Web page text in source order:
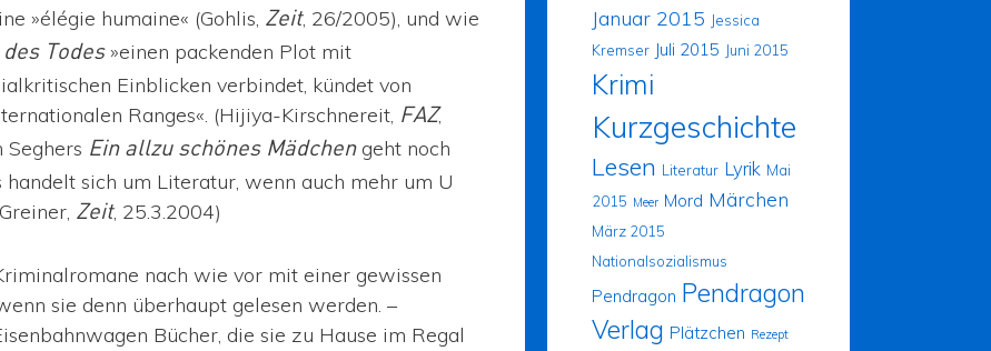
»élégie humaine« (Gohlis, Zeit, 26/2005), und wie
Todes»einen packenden Plot mit
Einblicken verbindet, kündet von
Ranges«. (Hijiya-Kirschnereit, FAZ,
Seghers Ein allzu schönes Mädchengeht noch
sich um Literatur, wenn auch mehr um U
Zeit, 25.3.2004)
nach wie vor mit einer gewissen
sie denn überhaupt gelesen werden. –
Bücher, die sie zu Hause im Regal
Januar 2015 Jessica
Kremser Juli 2015 Juni 2015
Krimi
Kurzgeschichte
Lesen Literatur Lyrik Mai
2015 Meer Mord Märchen
März 2015
Nationalsozialismus
Pendragon Pendragon
Verlag Plätzchen Rezept